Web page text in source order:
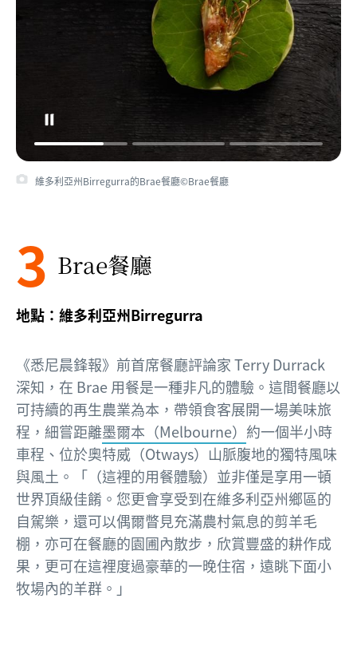
維多利亞州Birregurra的Brae餐廳©Brae餐廳
3 Brae餐廳
地點：維多利亞州Birregurra
《悉尼晨鋒報》前首席餐廳評論家 Terry Durrack
深知，在 Brae 用餐是一種非凡的體驗。這間餐廳以
可持續的再生農業為本，帶領食客展開一場美味旅
程，細嘗距離墨爾本（Melbourne） 約一個半小時
車程、位於奧特威（Otways）山脈腹地的獨特風味
與風土。「（這裡的用餐體驗）並非僅是享用一頓
世界頂級佳餚。您更會享受到在維多利亞州鄉區的
自駕樂，還可以偶爾瞥見充滿農村氣息的剪羊毛
棚，亦可在餐廳的園圃內散步，欣賞豐盛的耕作成
果，更可在這裡度過豪華的一晚住宿，遠眺下面小
牧場內的羊群。」